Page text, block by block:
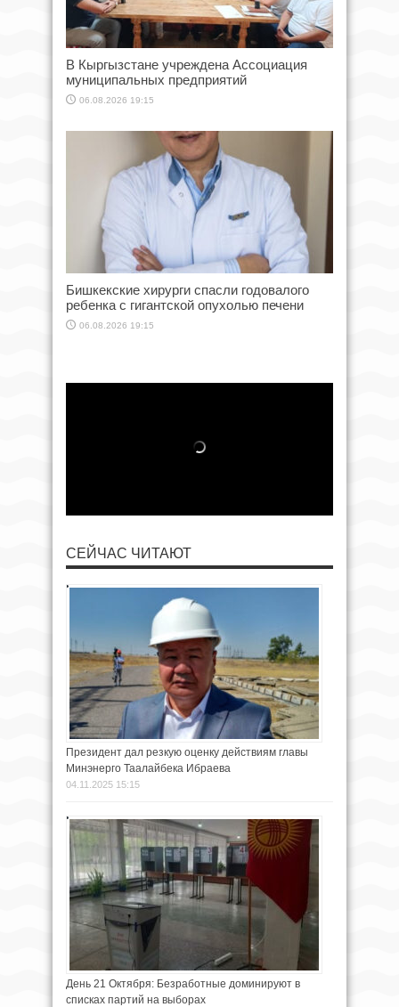
В Кыргызстане учреждена Ассоциация
муниципальных предприятий
06.08.2026 19:15
Бишкекские хирурги спасли годовалого
ребенка с гигантской опухолью печени
06.08.2026 19:15
СЕЙЧАС ЧИТАЮТ
Президент дал резкую оценку действиям главы
Минэнерго Таалайбека Ибраева
04.11.2025 15:15
День 21 Октября: Безработные доминируют в
списках партий на выборах